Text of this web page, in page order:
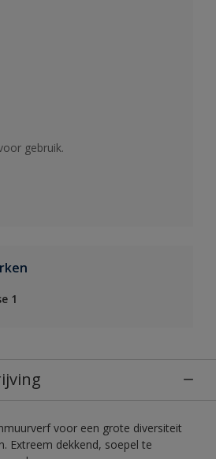
gebruik.
1
voor een grote diversiteit
Extreem dekkend, soepel te